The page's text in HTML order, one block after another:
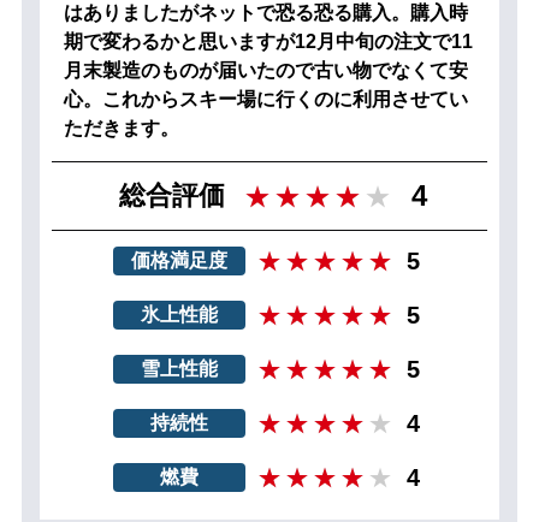
はありましたがネットで恐る恐る購入。購入時
期で変わるかと思いますが12月中旬の注文で11
月末製造のものが届いたので古い物でなくて安
心。これからスキー場に行くのに利用させてい
ただきます。
総合評価 4
価格満足度 5
氷上性能 5
雪上性能 5
持続性 4
燃費 4